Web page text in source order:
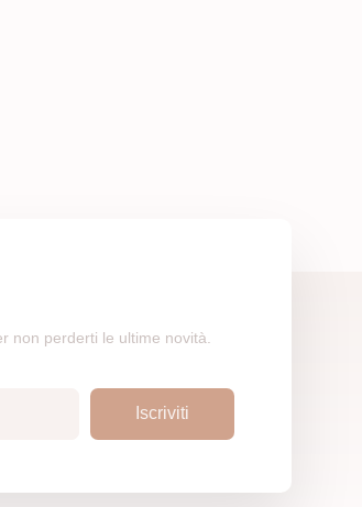
non perderti le ultime novità.
Iscriviti